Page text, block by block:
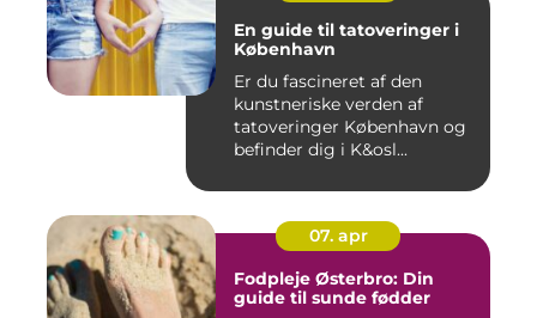
En guide til tatoveringer i
København
Er du fascineret af den
kunstneriske verden af
tatoveringer København og
befinder dig i K&osl...
07. apr
Fodpleje Østerbro: Din
guide til sunde fødder